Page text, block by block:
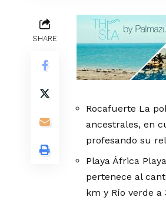
SHARE
Rocafuerte La
ancestrales, en
profesando su
Playa África
pertenece al
km y Río verde a